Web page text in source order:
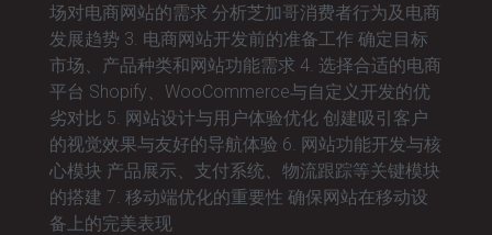
场对电商网站的需求 分析芝加哥消费者行为及电商
发展趋势 3. 电商网站开发前的准备工作 确定目标
市场、产品种类和网站功能需求 4. 选择合适的电商
平台 Shopify、WooCommerce与自定义开发的优
劣对比 5. 网站设计与用户体验优化 创建吸引客户
的视觉效果与友好的导航体验 6. 网站功能开发与核
心模块 产品展示、支付系统、物流跟踪等关键模块
的搭建 7. 移动端优化的重要性 确保网站在移动设
备上的完美表现